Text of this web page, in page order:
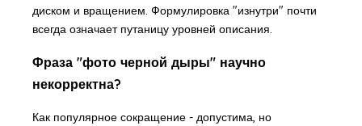
диском и вращением. Формулировка "изнутри" почти
всегда означает путаницу уровней описания.
Фраза "фото черной дыры" научно
некорректна?
Как популярное сокращение - допустима, но